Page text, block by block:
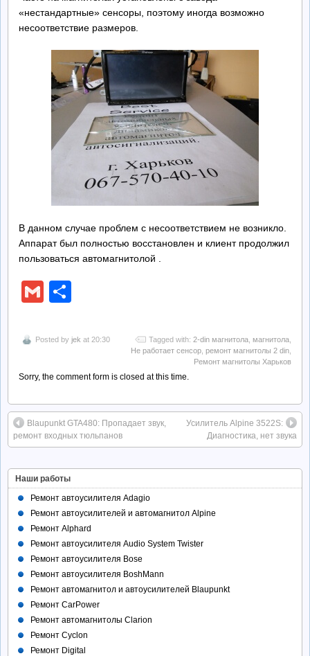
«нестандартные» сенсоры, поэтому иногда возможно
несоответствие размеров.
В данном случае проблем с несоответствием не возникло.
Аппарат был полностью восстановлен и клиент продолжил
пользоваться автомагнитолой .
Gmail
Posted by jek at 20:30 Tagged with: 2-din магнитола магнитола
Не работает сенсор ремонт магнитолы 2 din
Ремонт магнитолы Харьков
Sorry, the comment form is closed at this time.
Blaupunkt GTA480: Пропадает звук,
ремонт входных тюльпанов
Усилитель Alpine 3522S:
Диагностика, нет звука
Наши работы
Ремонт автоусилителя Adagio
Ремонт автоусилителей и автомагнитол Alpine
Ремонт Alphard
Ремонт автоусилителя Audio System Twister
Ремонт автоусилителя Bose
Ремонт автоусилителя BoshMann
Ремонт автомагнитол и автоусилителей Blaupunkt
Ремонт CarPower
Ремонт автомагнитолы Clarion
Ремонт Cyclon
Ремонт Digital